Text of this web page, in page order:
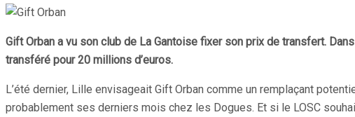
Gift Orban a vu son club de La Gantoise fixer son prix de transfert.
transféré pour 20 millions d’euros.
L’été dernier, Lille envisageait Gift Orban comme un remplaçant
probablement ses derniers mois chez les Dogues. Et si le LOSC